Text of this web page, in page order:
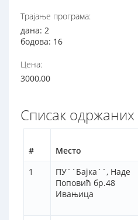
Трајање програма:
дана: 2
бодова: 16
Цена:
3000,00
Списак одржаних
# Место
1
ПУ``Бајка``, Наде
Поповић бр.48
Ивањица